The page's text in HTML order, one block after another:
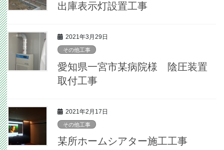
出庫表示灯設置工事
2021年3月29日
その他工事
愛知県一宮市某病院様 陰圧装置
取付工事
2021年2月17日
その他工事
某所ホームシアター施工工事